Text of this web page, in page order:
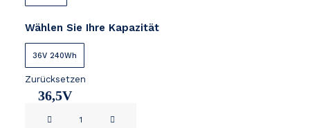
Wählen Sie Ihre Kapazität
36V 240Wh
36,5V
Zurücksetzen